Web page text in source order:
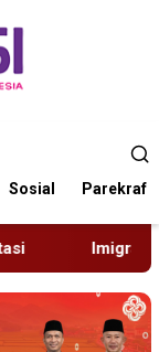
Sosial Parekraf
Deportasi Satu